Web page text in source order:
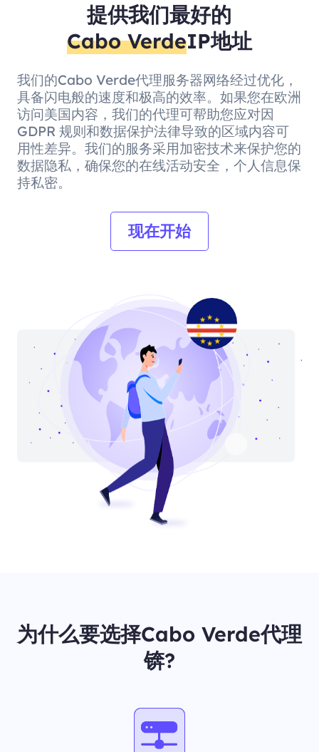
提供我们最好的
Cabo VerdeIP地址
我们的Cabo Verde代理服务器网络经过优化，
具备闪电般的速度和极高的效率。如果您在欧洲
访问美国内容，我们的代理可帮助您应对因
GDPR 规则和数据保护法律导致的区域内容可
用性差异。我们的服务采用加密技术来保护您的
数据隐私，确保您的在线活动安全，个人信息保
持私密。
现在开始
为什么要选择Cabo Verde代理
锛?